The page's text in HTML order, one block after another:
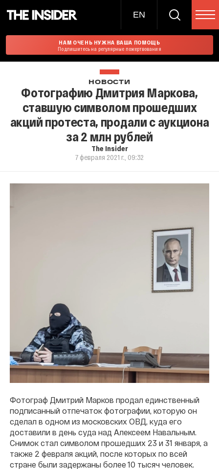
EN
НАМ ОЧЕНЬ НУЖНА ВАША ПОМОЩЬ
Подпишитесь на регулярные пожертвования
НОВОСТИ
Фотографию Дмитрия Маркова,
ставшую символом прошедших
акций протеста, продали с аукциона
за 2 млн рублей
The Insider
7 февраля 2021 г., 09:32
Фотограф Дмитрий Марков продал единственный
подписанный отпечаток фотографии, которую он
сделал в одном из московских ОВД, куда его
доставили в день суда над Алексеем Навальным.
Снимок стал символом прошедших 23 и 31 января, а
также 2 февраля акций, после которых по всей
стране были задержаны более 10 тысяч человек.